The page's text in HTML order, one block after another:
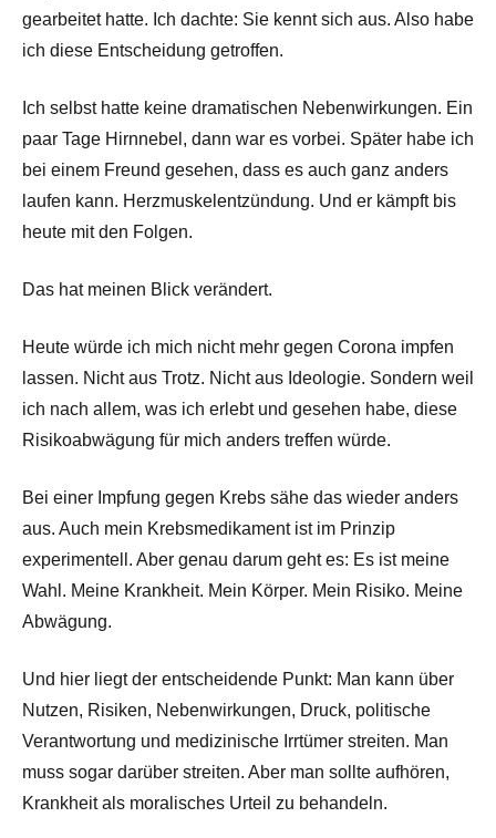
gearbeitet hatte. Ich dachte: Sie kennt sich aus. Also habe
ich diese Entscheidung getroffen.
Ich selbst hatte keine dramatischen Nebenwirkungen. Ein
paar Tage Hirnnebel, dann war es vorbei. Später habe ich
bei einem Freund gesehen, dass es auch ganz anders
laufen kann. Herzmuskelentzündung. Und er kämpft bis
heute mit den Folgen.
Das hat meinen Blick verändert.
Heute würde ich mich nicht mehr gegen Corona impfen
lassen. Nicht aus Trotz. Nicht aus Ideologie. Sondern weil
ich nach allem, was ich erlebt und gesehen habe, diese
Risikoabwägung für mich anders treffen würde.
Bei einer Impfung gegen Krebs sähe das wieder anders
aus. Auch mein Krebsmedikament ist im Prinzip
experimentell. Aber genau darum geht es: Es ist meine
Wahl. Meine Krankheit. Mein Körper. Mein Risiko. Meine
Abwägung.
Und hier liegt der entscheidende Punkt: Man kann über
Nutzen, Risiken, Nebenwirkungen, Druck, politische
Verantwortung und medizinische Irrtümer streiten. Man
muss sogar darüber streiten. Aber man sollte aufhören,
Krankheit als moralisches Urteil zu behandeln.